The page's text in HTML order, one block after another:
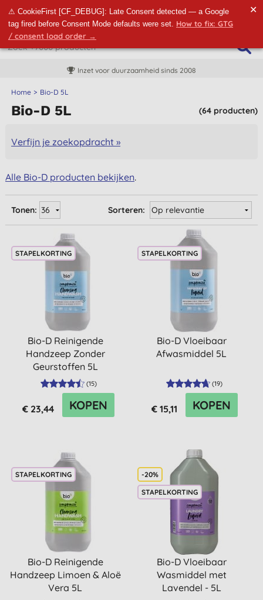
⚠ CookieFirst [CF_DEBUG]: Late Consent detected — a Google
tag fired before Consent Mode defaults were set. How to fix: GTG
/ consent load order →
✕
Inzet voor duurzaamheid sinds 2008
Home Bio-D 5L
(64 producten)
Bio-D 5L
Verfijn je zoekopdracht »
Alle Bio-D producten bekijken.
Sorteren:
Tonen:
STAPELKORTING
Bio-D Reinigende
Handzeep Zonder
Geurstoffen 5L
(15)
€ 23,44 KOPEN
STAPELKORTING
Bio-D Vloeibaar
Afwasmiddel 5L
(19)
€ 15,11 KOPEN
STAPELKORTING
Bio-D Reinigende
Handzeep Limoen & Aloë
Vera 5L
-20%
STAPELKORTING
Bio-D Vloeibaar
Wasmiddel met
Lavendel - 5L